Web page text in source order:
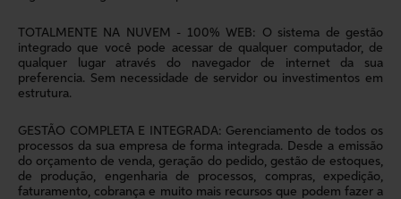
TOTALMENTE NA NUVEM - 100% WEB: O sistema de gestão
integrado que você pode acessar de qualquer computador, de
qualquer lugar através do navegador de internet da sua
preferencia. Sem necessidade de servidor ou investimentos em
estrutura.
GESTÃO COMPLETA E INTEGRADA: Gerenciamento de todos os
processos da sua empresa de forma integrada. Desde a emissão
do orçamento de venda, geração do pedido, gestão de estoques,
de produção, engenharia de processos, compras, expedição,
faturamento, cobrança e muito mais recursos que podem fazer a